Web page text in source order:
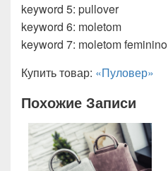
keyword 5: pullover
keyword 6: moletom
keyword 7: moletom feminino
Купить товар: «Пуловер»
Похожие Записи